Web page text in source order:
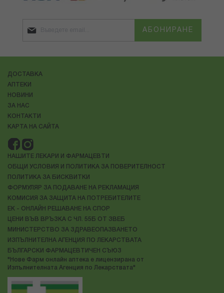
АБОНИРАНЕ
ДОСТАВКА
АПТЕКИ
НОВИНИ
ЗА НАС
КОНТАКТИ
КАРТА НА САЙТА
НАШИТЕ ЛЕКАРИ И ФАРМАЦЕВТИ
ОБЩИ УСЛОВИЯ И ПОЛИТИКА ЗА ПОВЕРИТЕЛНОСТ
ПОЛИТИКА ЗА БИСКВИТКИ
ФОРМУЛЯР ЗА ПОДАВАНЕ НА РЕКЛАМАЦИЯ
КОМИСИЯ ЗА ЗАЩИТА НА ПОТРЕБИТЕЛИТЕ
ЕК - ОНЛАЙН РЕШАВАНЕ НА СПОР
ЦЕНИ ВЪВ ВРЪЗКА С ЧЛ. 55Б ОТ ЗВЕБ
МИНИСТЕРСТВО ЗА ЗДРАВЕОПАЗВАНЕТО
ИЗПЪЛНИТЕЛНА АГЕНЦИЯ ПО ЛЕКАРСТВАТА
БЪЛГАРСКИ ФАРМАЦЕВТИЧЕН СЪЮЗ
"Нове Фарм онлайн аптека е лицензирана от
Изпълнителната Агенция по Лекарствата"